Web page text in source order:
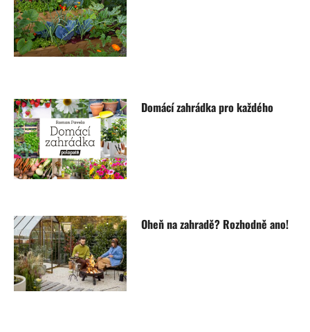
Domácí zahrádka pro každého
Oheň na zahradě? Rozhodně ano!